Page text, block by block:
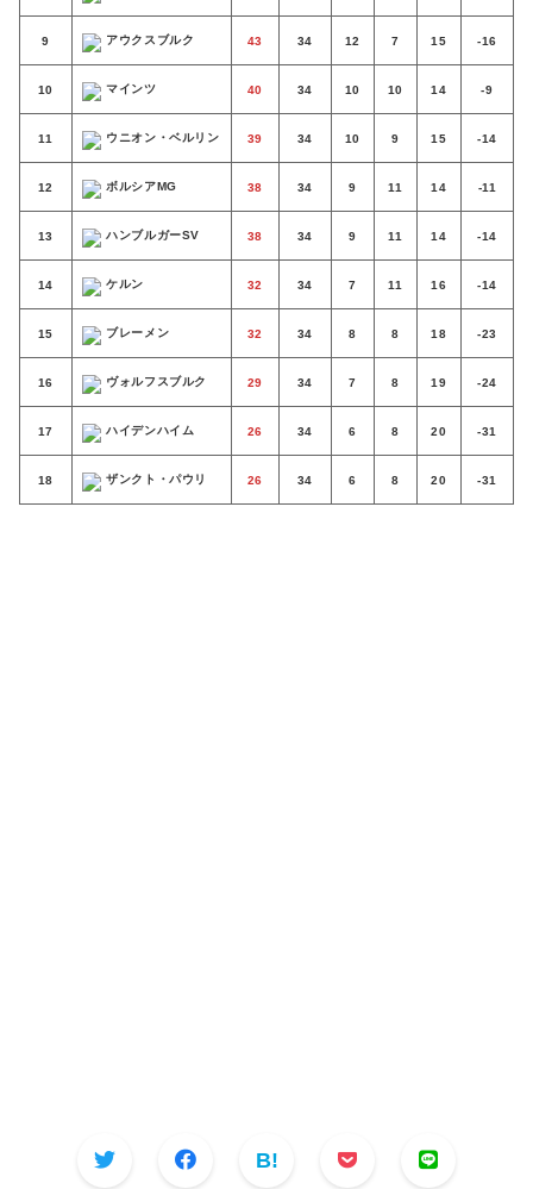
9 アウクスブルク 43 34 12 7 15 -16
10 マインツ 40 34 10 10 14 -9
11 ウニオン・ベルリン 39 34 10 9 15 -14
12 ボルシアMG 38 34 9 11 14 -11
13 ハンブルガーSV 38 34 9 11 14 -14
14 ケルン 32 34 7 11 16 -14
15 ブレーメン 32 34 8 8 18 -23
16 ヴォルフスブルク 29 34 7 8 19 -24
17 ハイデンハイム 26 34 6 8 20 -31
18 ザンクト・パウリ 26 34 6 8 20 -31